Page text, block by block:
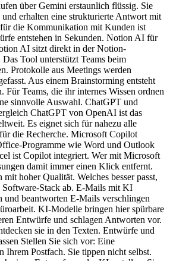
über Gemini erstaunlich flüssig. Sie
und erhalten eine strukturierte Antwort mit
die Kommunikation mit Kunden ist
entstehen in Sekunden. Notion AI für
AI sitzt direkt in der Notion-
Tool unterstützt Teams beim
Protokolle aus Meetings werden
Aus einem Brainstorming entsteht
Für Teams, die ihr internes Wissen ordnen
sinnvolle Auswahl. ChatGPT und
ChatGPT von OpenAI ist das
Es eignet sich für nahezu alle
die Recherche. Microsoft Copilot
Programme wie Word und Outlook
ist Copilot integriert. Wer mit Microsoft
damit immer einen Klick entfernt.
hoher Qualität. Welches besser passt,
Software-Stack ab. E-Mails mit KI
und beantworten E-Mails verschlingen
KI-Modelle bringen hier spürbare
Entwürfe und schlagen Antworten vor.
sie in den Texten. Entwürfe und
Stellen Sie sich vor: Eine
Ihrem Postfach. Sie tippen nicht selbst.